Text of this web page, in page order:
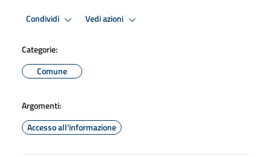
Condividi Vedi azioni
Categorie:
Comune
Argomenti:
Accesso all'informazione